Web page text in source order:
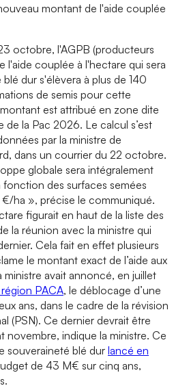
montant de l'aide couplée
octobre, l'AGPB (producteurs
l'aide couplée à l'hectare qui sera
dur s'élèvera à plus de 140
de semis pour cette
est attribué en zone dite
de la Pac 2026. Le calcul s’est
par la ministre de
dans un courrier du 22 octobre.
globale sera intégralement
des surfaces semées
ha », précise le communiqué.
figurait en haut de la liste des
la réunion avec la ministre qui
Cela fait en effet plusieurs
le montant exact de l’aide aux
avait annoncé, en juillet
PACA, le déblocage d’une
ans, dans le cadre de la révision
(PSN). Ce dernier devrait être
novembre, indique la ministre. Ce
souveraineté blé dur lancé en
de 43 M€ sur cinq ans,